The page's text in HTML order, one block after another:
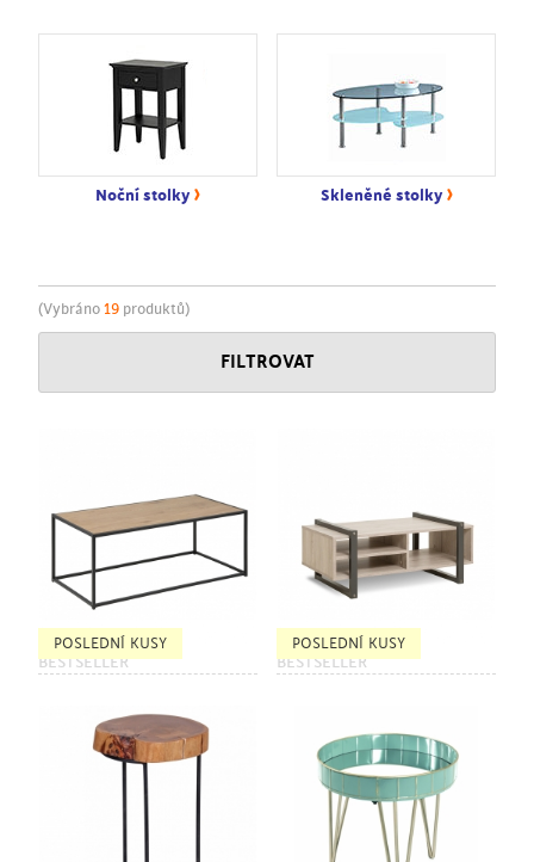
Noční stolky › Skleněné stolky ›
(Vybráno 19 produktů)
FILTROVAT
POSLEDNÍ KUSY
BESTSELLER
POSLEDNÍ KUSY
BESTSELLER